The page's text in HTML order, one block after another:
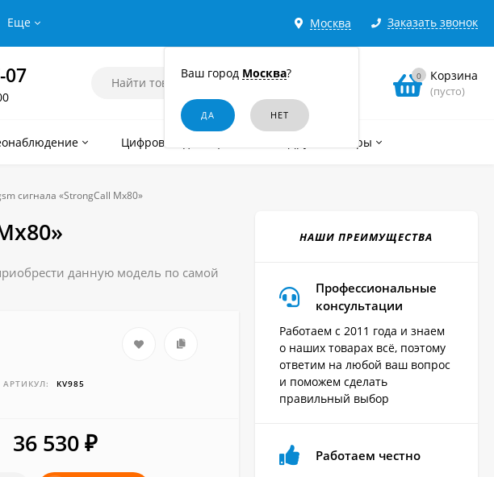
Москва
Ваш город Москва?
Заказать звонок
Еще
07 0 Корзина
(пусто)
Цифровые диктофоны Другие товары
сигнала «StrongCall Mx80»
данную модель по самой
АРТИКУЛ: KV985
36 530₽
НАШИ ПРЕИМУЩЕСТВА
Профессиональные
консультации
Работаем с 2011 года и знаем
о наших товарах всё, поэтому
ответим на любой ваш вопрос
и поможем сделать
правильный выбор
Работаем честно